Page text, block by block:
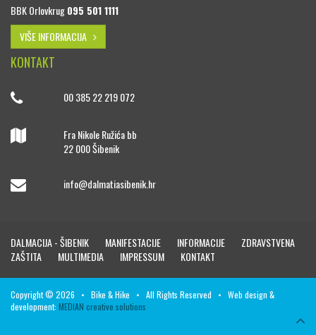
BBK Orlovkrug095 501 1111
VIŠE INFORMACIJA
KONTAKT
00 385 22 219 072
Fra Nikole Ružića bb
22 000 Šibenik
info@dalmatiasibenik.hr
DALMACIJA - ŠIBENIK MANIFESTACIJE INFORMACIJE
ZDRAVSTVENA
ZAŠTITA
MULTIMEDIA IMPRESSUM KONTAKT
Copyright © 2026 • Bike & Hike • All Rights Reserved • Web design &
development: MEDIAN creative solutions